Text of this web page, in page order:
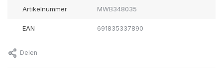
Artikelnummer MWB348035
EAN 691835337890
Delen